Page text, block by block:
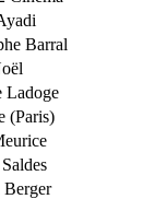
Barral
Ladoge
(Paris)
Berger